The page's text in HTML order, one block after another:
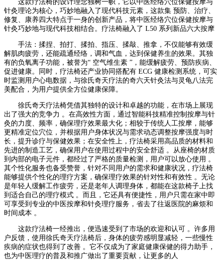
这款疗法椅的设计理念独树一帜，它以中医经络穴位保健按摩与
针灸理论为核心，巧妙地融入了现代科技元素，这款集 预防、治疗、
修复、康养四大特点于一身的创新产品，将中医经络穴位保健按摩与
针灸巧妙地与现代科技相结合。疗法椅融入了 L50 系列新品六大按摩
手法：揉捏、拍打、揉拍、指压、揉敲、推拿，不仅能够有效缓
解肌肉疲劳，还能疏通经络，调和气血，达到保健养生的效果。其独
有的负氧离子功能，被誉为“ 空气维生素 ”，能缓解疲劳、预防疾病、
促进健康。同时，疗法椅还产业协同搭配有 ECG 健康检测系统，可实
时监测用户心电数据，与徐氏奇天疗法的奇六天针灸法与灵龟八法完
美配合，为用户提供全方位健康保障。
徐氏奇天疗法椅凭借其独特的设计和卓越的功能，在市场上展现
出了强大的竞争力 。在高效性方面，通过智能科技精准控制按摩与针
灸的力度、频率，确保理疗效果最大化；相较于传统人工按摩，能够
更精准定位穴位，并根据用户身体状况与需求动态调整按摩强度与时
长，提升诊疗与保健效果；在安全性上，疗法椅采用高品质的材料和
先进的制造工艺，确保用户在使用过程中的安全舒适 。从座椅的材质
到内部的电子元件，都经过了严格的质量检测，用户可以放心使用 。
其个性化服务也备受赞誉，针对不同用户的需求和健康状况，疗法椅
能够提供个性化的理疗方案，确保理疗效果的针对性和有效性 。无论
是年轻人缓解工作疲劳，还是老年人调理身体，都能在这款椅子上找
到适合自己的理疗模式 。而且，它还具有便捷性，用户只需在家中即
可享受到专业的中医按摩和针灸理疗服务，省去了往返医院的麻烦和
时间成本 。
这款疗法椅一经推出，便迅速受到了市场的欢迎和认可 。许多用
户反馈，使用徐氏奇天疗法椅后，身体的疲劳感明显减轻，一些慢性
疾病的症状也得到了改善 。它不仅成为了家庭健康保健的得力助手，
也为中医理疗的普及和推广做出了重要贡献，让更多的人